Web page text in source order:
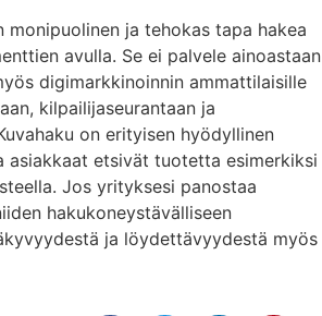
monipuolinen ja tehokas tapa hakea
avulla. Se ei palvele ainoastaan
digimarkkinoinnin ammattilaisille
kilpailijaseurantaan ja
on erityisen hyödyllinen
asiakkaat etsivät tuotetta esimerkiksi
Jos yrityksesi panostaa
hakukoneystävälliseen
ja löydettävyydestä myös